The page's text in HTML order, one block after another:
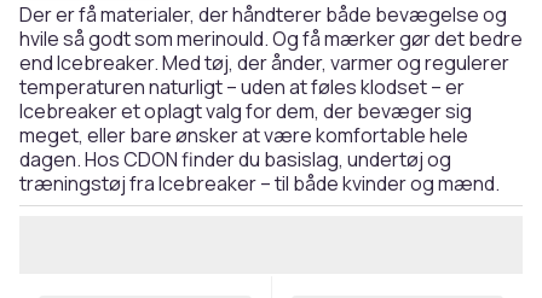
Der er få materialer, der håndterer både bevægelse og
hvile så godt som merinould. Og få mærker gør det bedre
end Icebreaker. Med tøj, der ånder, varmer og regulerer
temperaturen naturligt – uden at føles klodset – er
Icebreaker et oplagt valg for dem, der bevæger sig
meget, eller bare ønsker at være komfortable hele
dagen. Hos CDON finder du basislag, undertøj og
træningstøj fra Icebreaker – til både kvinder og mænd.